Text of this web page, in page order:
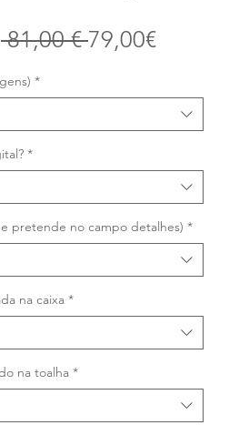
81,00 € Prix
79,00€Prix
*
*
pretende no campo detalhes) *
na caixa *
na toalha *